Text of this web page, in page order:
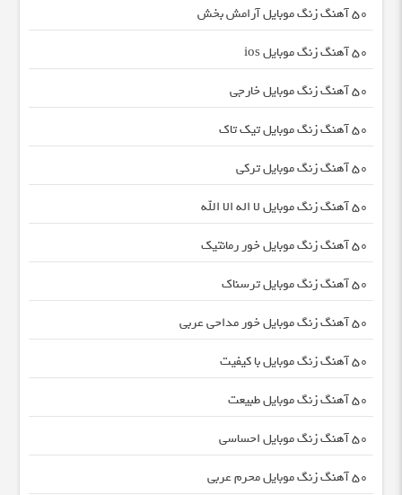
50 آهنگ زنگ موبایل آرامش بخش
50 آهنگ زنگ موبایل ios
50 آهنگ زنگ موبایل خارجی
50 آهنگ زنگ موبایل تیک تاک
50 آهنگ زنگ موبایل ترکی
50 آهنگ زنگ موبایل لا اله الا الله
50 آهنگ زنگ موبایل خور رمانتیک
50 آهنگ زنگ موبایل ترسناک
50 آهنگ زنگ موبایل خور مداحی عربی
50 آهنگ زنگ موبایل با کیفیت
50 آهنگ زنگ موبایل طبیعت
50 آهنگ زنگ موبایل احساسی
50 آهنگ زنگ موبایل محرم عربی